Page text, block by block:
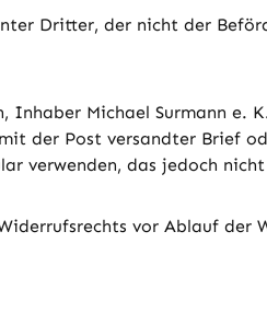
Dritter, der nicht der
Michael Surmann e.
der Post versandter Brief
verwenden, das jedoch
vor Ablauf der